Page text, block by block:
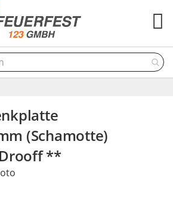
(Schamotte)
**